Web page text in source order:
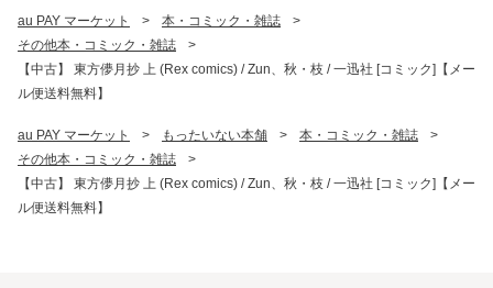
au PAY マーケット > 本・コミック・雑誌
>
その他本・コミック・雑誌
>
【中古】 東方儚月抄 上 (Rex comics) / Zun、秋・枝 / 一迅社 [コミック]【メー
ル便送料無料】
au PAY マーケット > もったいない本舗 > 本・コミック・雑誌
>
その他本・コミック・雑誌
>
【中古】 東方儚月抄 上 (Rex comics) / Zun、秋・枝 / 一迅社 [コミック]【メー
ル便送料無料】